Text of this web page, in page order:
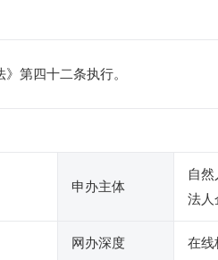
第四十二条执行。
申办主体
自
法人
网办深度 在线